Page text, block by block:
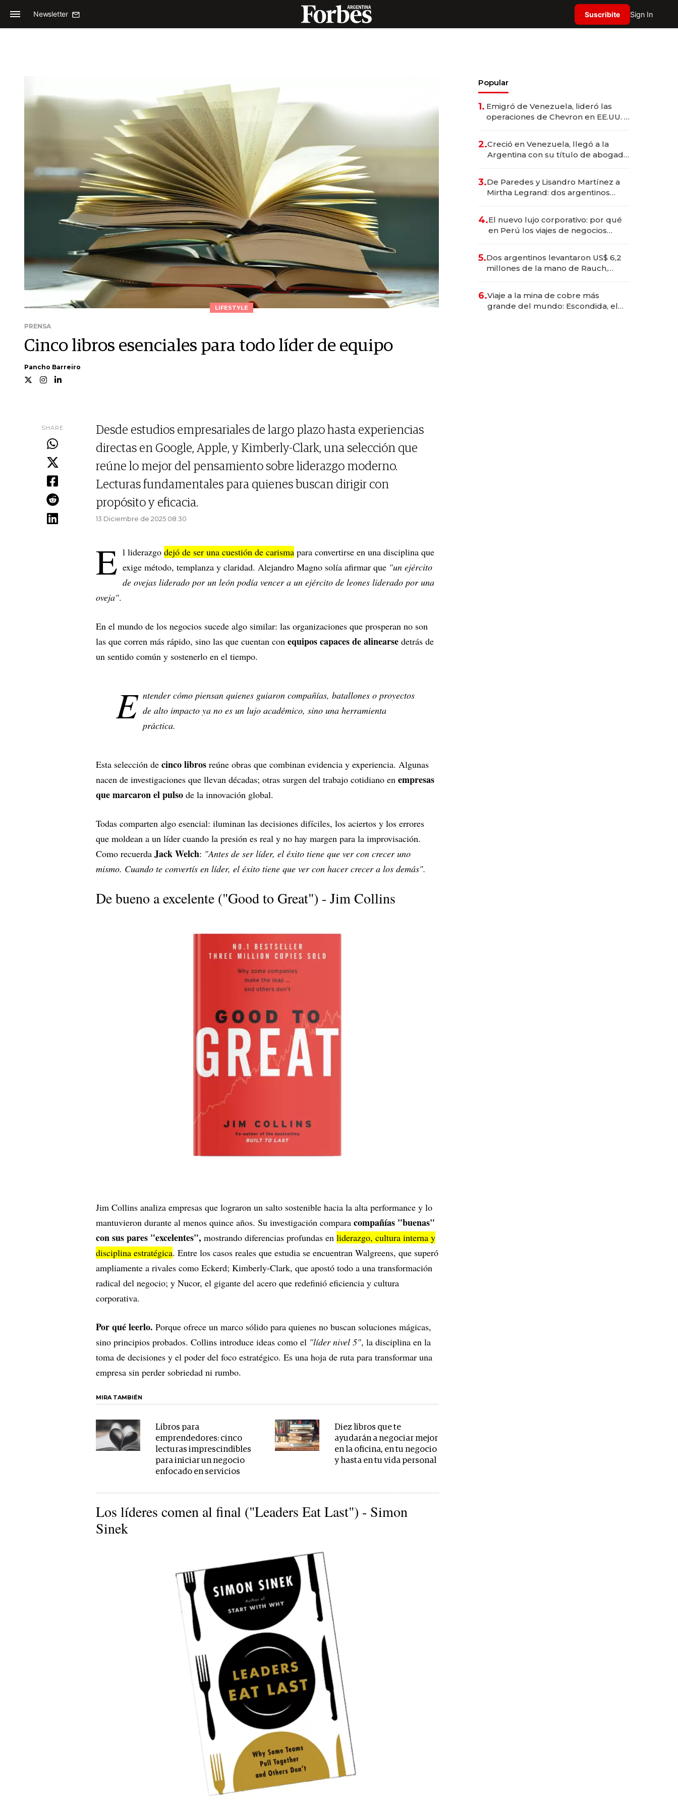
Newsletter Suscribite Sign In
LIFESTYLE
PRENSA
Cinco libros esenciales para todo líder de equipo
Pancho Barreiro
SHARE
Desde estudios empresariales de largo plazo hasta experiencias
directas en Google, Apple, y Kimberly-Clark, una selección que
reúne lo mejor del pensamiento sobre liderazgo moderno.
Lecturas fundamentales para quienes buscan dirigir con
propósito y eficacia.
13 Diciembre de 2025 08.30
E l liderazgo dejó de ser una cuestión de carisma para convertirse en una disciplina que
exige método, templanza y claridad. Alejandro Magno solía afirmar que "un ejército
de ovejas liderado por un león podía vencer a un ejército de leones liderado por una
oveja".
En el mundo de los negocios sucede algo similar: las organizaciones que prosperan no son
las que corren más rápido, sino las que cuentan con equipos capaces de alinearse detrás de
un sentido común y sostenerlo en el tiempo.
E ntender cómo piensan quienes guiaron compañías, batallones o proyectos
de alto impacto ya no es un lujo académico, sino una herramienta
práctica.
Esta selección de cinco libros reúne obras que combinan evidencia y experiencia. Algunas
nacen de investigaciones que llevan décadas; otras surgen del trabajo cotidiano en empresas
que marcaron el pulso de la innovación global.
Todas comparten algo esencial: iluminan las decisiones difíciles, los aciertos y los errores
que moldean a un líder cuando la presión es real y no hay margen para la improvisación.
Como recuerda Jack Welch: "Antes de ser líder, el éxito tiene que ver con crecer uno
mismo. Cuando te convertís en líder, el éxito tiene que ver con hacer crecer a los demás".
De bueno a excelente ("Good to Great") - Jim Collins
Jim Collins analiza empresas que lograron un salto sostenible hacia la alta performance y lo
mantuvieron durante al menos quince años. Su investigación compara compañías "buenas"
con sus pares "excelentes", mostrando diferencias profundas en liderazgo, cultura interna y
disciplina estratégica. Entre los casos reales que estudia se encuentran Walgreens, que superó
ampliamente a rivales como Eckerd; Kimberly-Clark, que apostó todo a una transformación
radical del negocio; y Nucor, el gigante del acero que redefinió eficiencia y cultura
corporativa.
Por qué leerlo. Porque ofrece un marco sólido para quienes no buscan soluciones mágicas,
sino principios probados. Collins introduce ideas como el "líder nivel 5", la disciplina en la
toma de decisiones y el poder del foco estratégico. Es una hoja de ruta para transformar una
empresa sin perder sobriedad ni rumbo.
MIRA TAMBIÉN
Libros para
emprendedores: cinco
lecturas imprescindibles
para iniciar un negocio
enfocado en servicios
Diez libros que te
ayudarán a negociar mejor
en la oficina, en tu negocio
y hasta en tu vida personal
Los líderes comen al final ("Leaders Eat Last") - Simon
Sinek
Popular
1. Emigró de Venezuela, lideró las
operaciones de Chevron en EE.UU. y
2.Creció en Venezuela, llegó a la
Argentina con su título de abogado
marcas "fast premium"
3.De Paredes y Lisandro Martínez a
Mirtha Legrand: dos argentinos
4.El nuevo lujo corporativo: por qué
en Perú los viajes de negocios
transformadoras
5.Dos argentinos levantaron US$ 6,2
millones de la mano de Rauch,
6.Viaje a la mina de cobre más
grande del mundo: Escondida, el